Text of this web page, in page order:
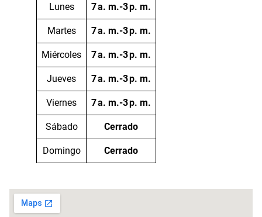
Lunes 7 a. m.-3 p. m.
Martes 7 a. m.-3 p. m.
Miércoles 7 a. m.-3 p. m.
Jueves 7 a. m.-3 p. m.
Viernes 7 a. m.-3 p. m.
Sábado Cerrado
Domingo Cerrado